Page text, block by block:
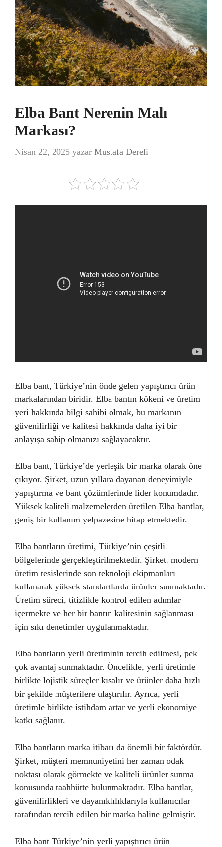
Elba Bant Nerenin Malı
Markası?
Nisan 22, 2025 yazar Mustafa Dereli
Elba bant, Türkiye’nin önde gelen yapıştırıcı ürün
markalarından biridir. Elba bantın kökeni ve üretim
yeri hakkında bilgi sahibi olmak, bu markanın
güvenilirliği ve kalitesi hakkında daha iyi bir
anlayışa sahip olmanızı sağlayacaktır.
Elba bant, Türkiye’de yerleşik bir marka olarak öne
çıkıyor. Şirket, uzun yıllara dayanan deneyimiyle
yapıştırma ve bant çözümlerinde lider konumdadır.
Yüksek kaliteli malzemelerden üretilen Elba bantlar,
geniş bir kullanım yelpazesine hitap etmektedir.
Elba bantların üretimi, Türkiye’nin çeşitli
bölgelerinde gerçekleştirilmektedir. Şirket, modern
üretim tesislerinde son teknoloji ekipmanları
kullanarak yüksek standartlarda ürünler sunmaktadır.
Üretim süreci, titizlikle kontrol edilen adımlar
içermekte ve her bir bantın kalitesinin sağlanması
için sıkı denetimler uygulanmaktadır.
Elba bantların yerli üretiminin tercih edilmesi, pek
çok avantaj sunmaktadır. Öncelikle, yerli üretimle
birlikte lojistik süreçler kısalır ve ürünler daha hızlı
bir şekilde müşterilere ulaştırılır. Ayrıca, yerli
üretimle birlikte istihdam artar ve yerli ekonomiye
katkı sağlanır.
Elba bantların marka itibarı da önemli bir faktördür.
Şirket, müşteri memnuniyetini her zaman odak
noktası olarak görmekte ve kaliteli ürünler sunma
konusunda taahhütte bulunmaktadır. Elba bantlar,
güvenilirlikleri ve dayanıklılıklarıyla kullanıcılar
tarafından tercih edilen bir marka haline gelmiştir.
Elba bant Türkiye’nin yerli yapıştırıcı ürün